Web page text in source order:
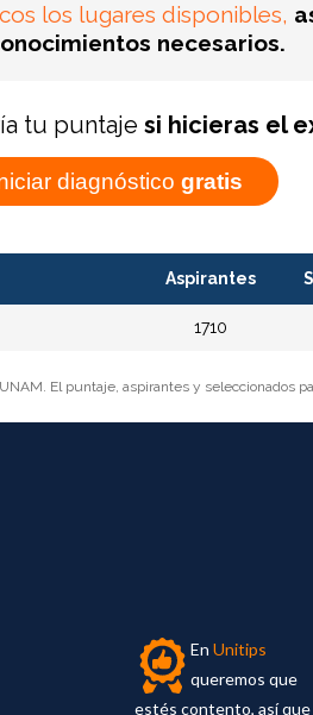
los lugares disponibles,
necesarios.
tu puntaje si hicieras el
diagnóstico gratis
Aspirantes
1710
El puntaje, aspirantes y seleccionados
En Unitips
queremos que
estés contento, así que